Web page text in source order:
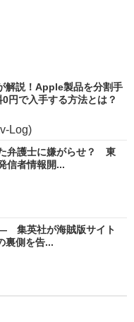
解説！Apple製品を分割手
0円で入手する方法とは？
Log)
弁護士に嫌がらせ？ 東
信者情報開...
集英社が海賊版サイト
裏側を告...